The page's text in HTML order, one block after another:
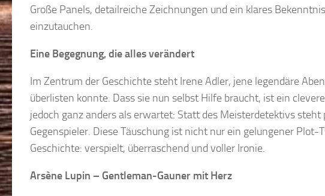
Große Panels, detailreiche Zeichnungen und ein klares
einzutauchen.
Eine Begegnung, die alles verändert
Im Zentrum der Geschichte steht Irene Adler, jene legendäre
überlisten konnte. Dass sie nun selbst Hilfe braucht, ist ein
jedoch ganz anders als erwartet: Statt des Meisterdetektivs
Gegenspieler. Diese Täuschung ist nicht nur ein gelungener
Geschichte: verspielt, überraschend und voller Ironie.
Arsène Lupin – Gentleman-Gauner mit Herz